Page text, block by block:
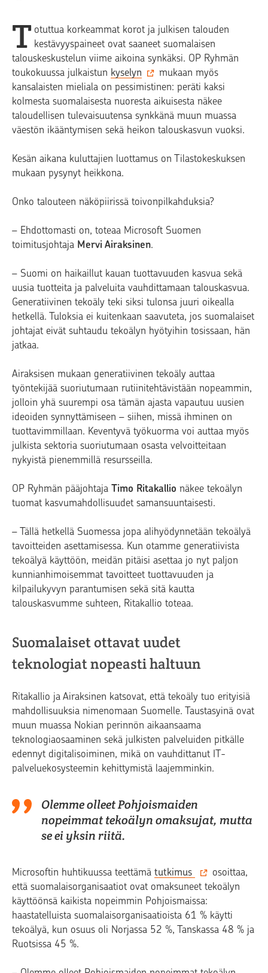
T otuttua korkeammat korot ja julkisen talouden
kestävyyspaineet ovat saaneet suomalaisen
talouskeskustelun viime aikoina synkäksi. OP Ryhmän
toukokuussa julkaistun kyselyn
mukaan myös
kansalaisten mieliala on pessimistinen: peräti kaksi
kolmesta suomalaisesta nuoresta aikuisesta näkee
taloudellisen tulevaisuutensa synkkänä muun muassa
väestön ikääntymisen sekä heikon talouskasvun vuoksi.
Kesän aikana kuluttajien luottamus on Tilastokeskuksen
mukaan pysynyt heikkona.
Onko talouteen näköpiirissä toivonpilkahduksia?
– Ehdottomasti on, toteaa Microsoft Suomen
toimitusjohtaja Mervi Airaksinen.
– Suomi on haikaillut kauan tuottavuuden kasvua sekä
uusia tuotteita ja palveluita vauhdittamaan talouskasvua.
Generatiivinen tekoäly teki siksi tulonsa juuri oikealla
hetkellä. Tuloksia ei kuitenkaan saavuteta, jos suomalaiset
johtajat eivät suhtaudu tekoälyn hyötyihin tosissaan, hän
jatkaa.
Airaksisen mukaan generatiivinen tekoäly auttaa
työntekijää suoriutumaan rutiinitehtävistään nopeammin,
jolloin yhä suurempi osa tämän ajasta vapautuu uusien
ideoiden synnyttämiseen – siihen, missä ihminen on
tuottavimmillaan. Keventyvä työkuorma voi auttaa myös
julkista sektoria suoriutumaan osasta velvoitteitaan
nykyistä pienemmillä resursseilla.
OP Ryhmän pääjohtaja Timo Ritakallio näkee tekoälyn
tuomat kasvumahdollisuudet samansuuntaisesti.
– Tällä hetkellä Suomessa jopa alihyödynnetään tekoälyä
tavoitteiden asettamisessa. Kun otamme generatiivista
tekoälyä käyttöön, meidän pitäisi asettaa jo nyt paljon
kunnianhimoisemmat tavoitteet tuottavuuden ja
kilpailukyvyn parantumisen sekä sitä kautta
talouskasvumme suhteen, Ritakallio toteaa.
Suomalaiset ottavat uudet
teknologiat nopeasti haltuun
Ritakallio ja Airaksinen katsovat, että tekoäly tuo erityisiä
mahdollisuuksia nimenomaan Suomelle. Taustasyinä ovat
muun muassa Nokian perinnön aikaansaama
teknologiaosaaminen sekä julkisten palveluiden pitkälle
edennyt digitalisoiminen, mikä on vauhdittanut IT-
palveluekosysteemin kehittymistä laajemminkin.
Olemme olleet Pohjoismaiden
nopeimmat tekoälyn omaksujat, mutta
se ei yksin riitä.
Microsoftin huhtikuussa teettämä tutkimus
osoittaa,
että suomalaisorganisaatiot ovat omaksuneet tekoälyn
käyttöönsä kaikista nopeimmin Pohjoismaissa:
haastatelluista suomalaisorganisaatioista 61 % käytti
tekoälyä, kun osuus oli Norjassa 52 %, Tanskassa 48 % ja
Ruotsissa 45 %.